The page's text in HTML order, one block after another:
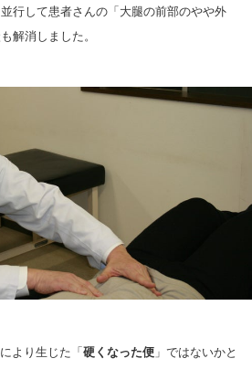
行して患者さんの「大腿の前部のやや外
解消しました。
より生じた「 硬くなった便 」ではないかと